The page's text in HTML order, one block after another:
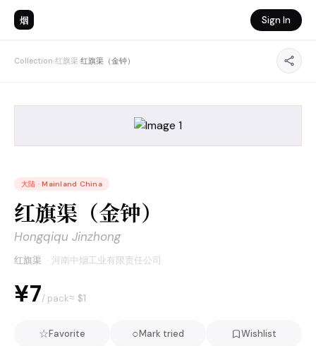
烟 Sign In
Collection›红旗渠›红旗渠（金钟）
大陆 · Mainland China
红旗渠（金钟）
Hongqiqu Jinzhong
红旗渠 · 河南中烟工业有限责任公司
¥7/ pack≈ $1
☆Favorite ○Mark tried Wishlist